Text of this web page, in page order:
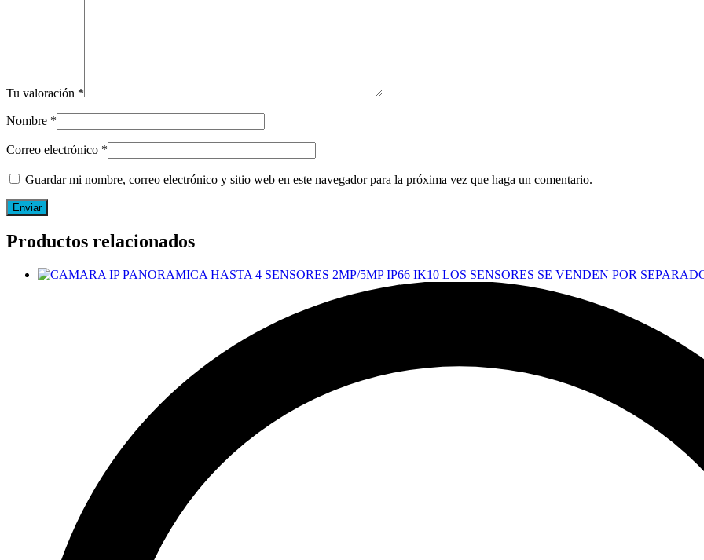
Tu valoración *
Nombre *
Correo electrónico *
Guardar mi nombre, correo electrónico y sitio web en este navegador para la próxima vez que haga un comentario.
Productos relacionados